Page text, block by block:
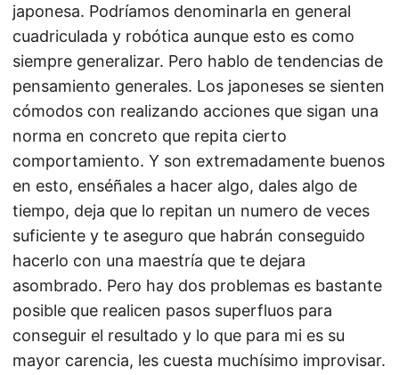
japonesa. Podríamos denominarla en general
cuadriculada y robótica aunque esto es como
siempre generalizar. Pero hablo de tendencias de
pensamiento generales. Los japoneses se sienten
cómodos con realizando acciones que sigan una
norma en concreto que repita cierto
comportamiento. Y son extremadamente buenos
en esto, enséñales a hacer algo, dales algo de
tiempo, deja que lo repitan un numero de veces
suficiente y te aseguro que habrán conseguido
hacerlo con una maestría que te dejara
asombrado. Pero hay dos problemas es bastante
posible que realicen pasos superfluos para
conseguir el resultado y lo que para mi es su
mayor carencia, les cuesta muchísimo improvisar.